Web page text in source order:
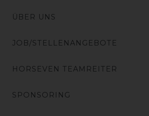
ÜBER UNS
JOB/STELLENANGEBOTE
HORSEVEN TEAMREITER
SPONSORING